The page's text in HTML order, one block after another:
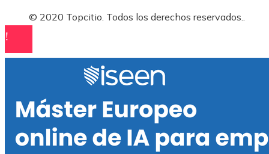
© 2020 Topcitio. Todos los derechos reservados..